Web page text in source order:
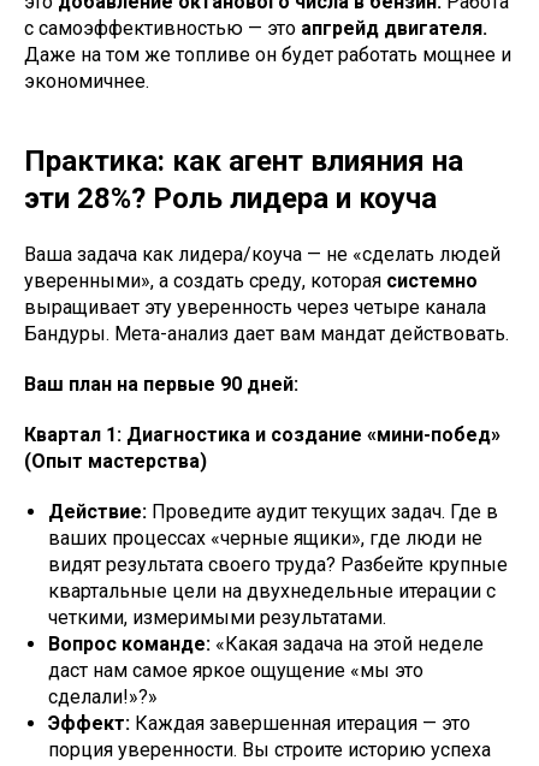
с самоэффективностью — это апгрейд двигателя.
Даже на том же топливе он будет работать мощнее и
экономичнее.
Практика: как агент влияния на
эти 28%? Роль лидера и коуча
Ваша задача как лидера/коуча — не «сделать людей
уверенными», а создать среду, которая системно
выращивает эту уверенность через четыре канала
Бандуры. Мета-анализ дает вам мандат действовать.
Ваш план на первые 90 дней:
Квартал 1: Диагностика и создание «мини-побед»
(Опыт мастерства)
Действие: Проведите аудит текущих задач. Где в
ваших процессах «черные ящики», где люди не
видят результата своего труда? Разбейте крупные
квартальные цели на двухнедельные итерации с
четкими, измеримыми результатами.
Вопрос команде: «Какая задача на этой неделе
даст нам самое яркое ощущение «мы это
сделали!»?»
Эффект: Каждая завершенная итерация — это
порция уверенности. Вы строите историю успеха